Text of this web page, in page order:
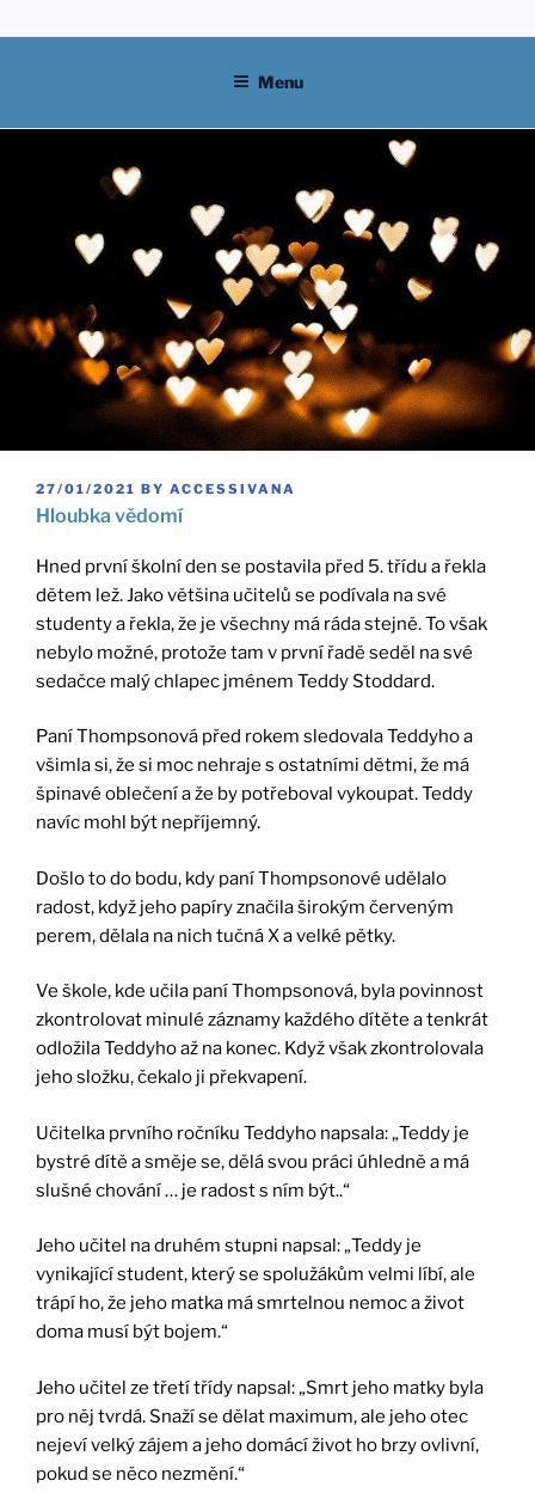
to
Menu
POSTED
ON
27/01/2021 BY ACCESSIVANA
Hloubka vědomí
Hned první školní den se postavila před 5. třídu a řekla
dětem lež. Jako většina učitelů se podívala na své
studenty a řekla, že je všechny má ráda stejně. To však
nebylo možné, protože tam v první řadě seděl na své
sedačce malý chlapec jménem Teddy Stoddard.
Paní Thompsonová před rokem sledovala Teddyho a
všimla si, že si moc nehraje s ostatními dětmi, že má
špinavé oblečení a že by potřeboval vykoupat. Teddy
navíc mohl být nepříjemný.
Došlo to do bodu, kdy paní Thompsonové udělalo
radost, když jeho papíry značila širokým červeným
perem, dělala na nich tučná X a velké pětky.
Ve škole, kde učila paní Thompsonová, byla povinnost
zkontrolovat minulé záznamy každého dítěte a tenkrát
odložila Teddyho až na konec. Když však zkontrolovala
jeho složku, čekalo ji překvapení.
Učitelka prvního ročníku Teddyho napsala: „Teddy je
bystré dítě a směje se, dělá svou práci úhledně a má
slušné chování … je radost s ním být..“
Jeho učitel na druhém stupni napsal: „Teddy je
vynikající student, který se spolužákům velmi líbí, ale
trápí ho, že jeho matka má smrtelnou nemoc a život
doma musí být bojem.“
Jeho učitel ze třetí třídy napsal: „Smrt jeho matky byla
pro něj tvrdá. Snaží se dělat maximum, ale jeho otec
nejeví velký zájem a jeho domácí život ho brzy ovlivní,
pokud se něco nezmění.“